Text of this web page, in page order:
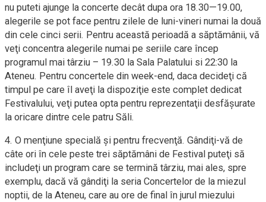
nu puteti ajunge la concerte decât dupa ora 18.30—19.00,
alegerile se pot face pentru zilele de luni-vineri numai la două
din cele cinci serii. Pentru această perioadă a săptămânii, vă
veţi concentra alegerile numai pe seriile care încep
programul mai târziu – 19.30 la Sala Palatului si 22:30 la
Ateneu. Pentru concertele din week-end, daca decideţi că
timpul pe care îl aveţi la dispoziţie este complet dedicat
Festivalului, veţi putea opta pentru reprezentaţii desfăşurate
la oricare dintre cele patru Săli.
4. O menţiune specială şi pentru frecvenţă. Gândiţi-vă de
câte ori în cele peste trei săptămâni de Festival puteţi să
includeţi un program care se termină târziu, mai ales, spre
exemplu, dacă vă gândiţi la seria Concertelor de la miezul
noptii, de la Ateneu, care au ore de final în jurul miezului